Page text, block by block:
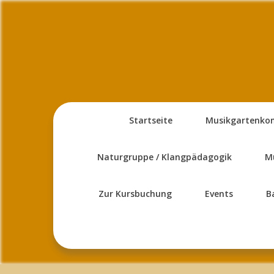
Skip
Startseite
Naturgruppe / Klangpädagogik
Zur Kursbuchung Events